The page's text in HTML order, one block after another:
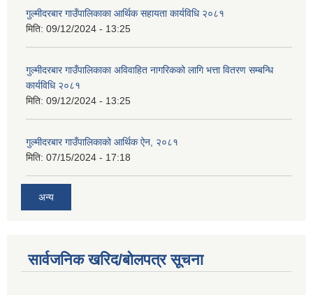
गुल्मीदरबार गाउँपालिकाका आर्थिक सहायता कार्यविधि २०८१
मिति: 09/12/2024 - 13:25
गुल्मीदरबार गाउँपालिकाका अविवाहित नागरिकको लागि भत्ता वितरण सम्बन्धि
कार्यविधि २०८१
मिति: 09/12/2024 - 13:25
गुल्मीदरबार गाउँपालिकाको आर्थिक ऐन, २०८१
मिति: 07/15/2024 - 17:18
अन्य
सार्वजनिक खरिद/बोलपत्र सूचना